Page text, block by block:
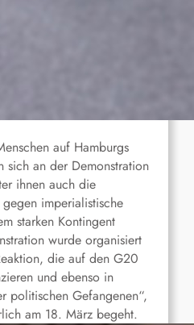
auf Hamburgs
sich an der Demonstration
ihnen auch die
imperialistische
starken Kontingent
wurde organisiert
die auf den G20
und ebenso in
politischen Gefangenen“,
am 18. März begeht.